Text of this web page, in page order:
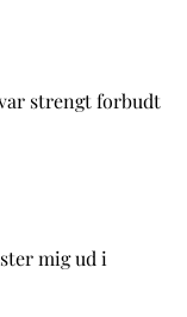
strengt forbudt
mig ud i